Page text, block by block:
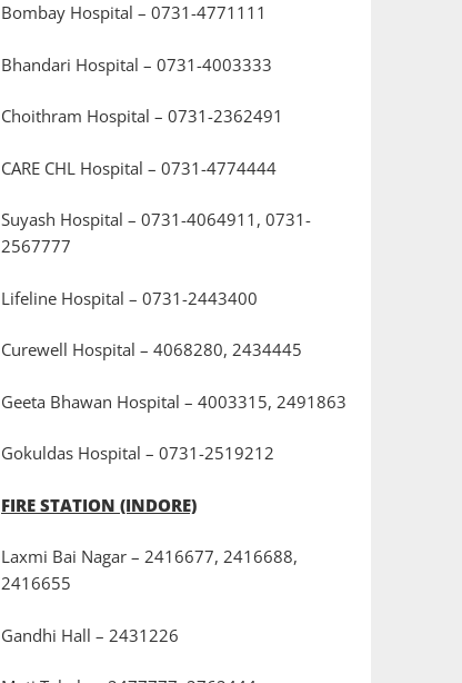
Bombay Hospital – 0731-4771111
Bhandari Hospital – 0731-4003333
Choithram Hospital – 0731-2362491
CARE CHL Hospital – 0731-4774444
Suyash Hospital – 0731-4064911, 0731-
2567777
Lifeline Hospital – 0731-2443400
Curewell Hospital – 4068280, 2434445
Geeta Bhawan Hospital – 4003315, 2491863
Gokuldas Hospital – 0731-2519212
FIRE STATION (INDORE)
Laxmi Bai Nagar – 2416677, 2416688,
2416655
Gandhi Hall – 2431226